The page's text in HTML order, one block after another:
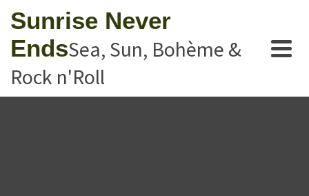
Sunrise Never
EndsSea, Sun, Bohème &
Rock n'Roll